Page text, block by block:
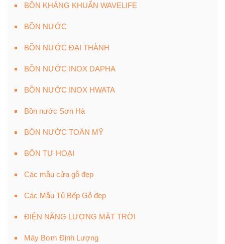
BỒN KHÁNG KHUẨN WAVELIFE
BỒN NƯỚC
BỒN NƯỚC ĐẠI THÀNH
BỒN NƯỚC INOX DAPHA
BỒN NƯỚC INOX HWATA
Bồn nước Sơn Hà
BỒN NƯỚC TOÀN MỸ
BỒN TỰ HOẠI
Các mẫu cửa gỗ đẹp
Các Mẫu Tủ Bếp Gỗ đẹp
ĐIỆN NĂNG LƯỢNG MẶT TRỜI
Máy Bơm Định Lượng